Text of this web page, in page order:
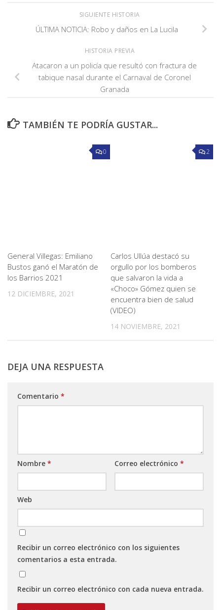
SIGUIENTE HISTORIA
ÚLTIMA NOTICIA: Robo y daños en La Lucila
HISTORIA PREVIA
Atacaron a un policía que resultó con fractura de
tabique nasal durante el Carnaval de Coronel
Granada
TAMBIÉN TE PODRÍA GUSTAR...
0
General Villegas: Emiliano
Bustos ganó el Maratón de
los Barrios 2021
12 DICIEMBRE, 2021
2
Carlos Ullúa destacó su
orgullo por los bomberos
que salvaron la vida a
«Choco» Gómez quien se
encuentra bien de salud
(VIDEO)
14 NOVIEMBRE, 2021
DEJA UNA RESPUESTA
Comentario *
Nombre * Correo electrónico *
Web
Recibir un correo electrónico con los siguientes
comentarios a esta entrada.
Recibir un correo electrónico con cada nueva entrada.